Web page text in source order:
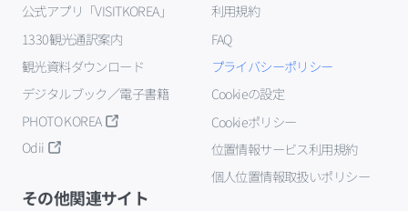
公式アプリ「VISITKOREA」
1330観光通訳案内
観光資料ダウンロード
デジタルブック／電子書籍
PHOTO KOREA
Odii
利用規約
FAQ
プライバシーポリシー
Cookieの設定
Cookieポリシー
位置情報サービス利用規約
個人位置情報取扱いポリシー
その他関連サイト